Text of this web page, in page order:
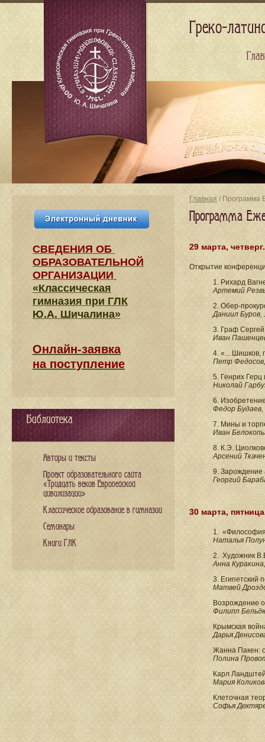
Главная / Программа
Программа
29 марта,
Открытие
1. Рихард
Артемий
2. Обер-
Даниил
3. Граф Сергей
Иван
4. «…Шишков,
Петр
5. Генрих Герц
Николай
6.
Федор Будаев,
7. Мины и
Иван
8. К.Э.
Арсений
9. Зарождение
Георгий
30 марта,
1. «Философия
Наталья
2. Художник
Анна
3. Египетский
Матвей
Возрождение
Филипп
Крымская
Дарья
Жанна Пакен:
Полина
Карл
Мария
Клеточная
Софья
СВЕДЕНИЯ​ ОБ
ОБРАЗОВАТЕЛЬНОЙ
ОРГАНИЗАЦИИ
«Классическая
гимназия при ГЛК
Ю.А. Шичалина»
Онлайн-заявка
на поступление
Библиотека
Авторы и тексты
Проект образовательного сайта
«Тридцать веков Европейской
цивилизации»
Классическое образование в гимназии
Семинары
Книги ГЛК
Греко-